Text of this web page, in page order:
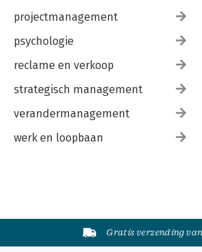
projectmanagement
psychologie
reclame en verkoop
strategisch management
verandermanagement
werk en loopbaan
Gratis verzending